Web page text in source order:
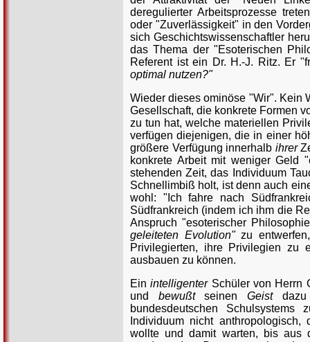
deregulierter Arbeitsprozesse
oder "Zuverlässigkeit" in den
sich Geschichtswissenschaftler
das Thema der "Esoterischen
Referent ist ein Dr. H.-J. Ritz. Er
optimal nutzen?"
Wieder dieses ominöse "Wir". Kein
Gesellschaft, die konkrete Formen
zu tun hat, welche materiellen
verfügen diejenigen, die in einer
größere Verfügung innerhalb ihrer
konkrete Arbeit mit weniger Geld
stehenden Zeit, das Individuum
Schnellimbiß holt, ist denn auch
wohl: "Ich fahre nach
Südfrankreich (indem ich ihm die
Anspruch "esoterischer
geleiteten Evolution"zu
Privilegierten, ihre Privilegien zu
ausbauen zu können.
EinintelligenterSchüler von Herrn
und bewußtseinenGeistdazu
bundesdeutschen
Individuum nicht
wollte und damit warten, bis aus